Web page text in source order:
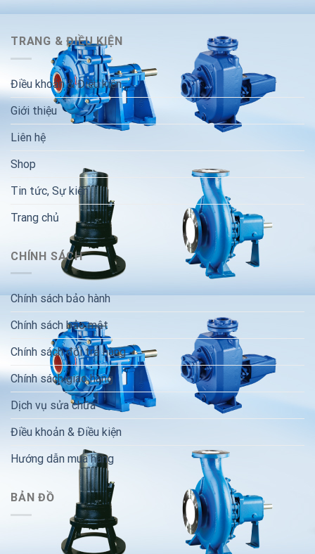
TRANG & ĐIỀU KIỆN
Điều khoản & Điều kiện
Giới thiệu
Liên hệ
Shop
Tin tức, Sự kiện
Trang chủ
CHÍNH SÁCH
Chính sách bảo hành
Chính sách bảo mật
Chính sách đổi trả hàng
Chính sách giao hàng
Dịch vụ sửa chữa
Điều khoản & Điều kiện
Hướng dẫn mua hàng
BẢN ĐỒ